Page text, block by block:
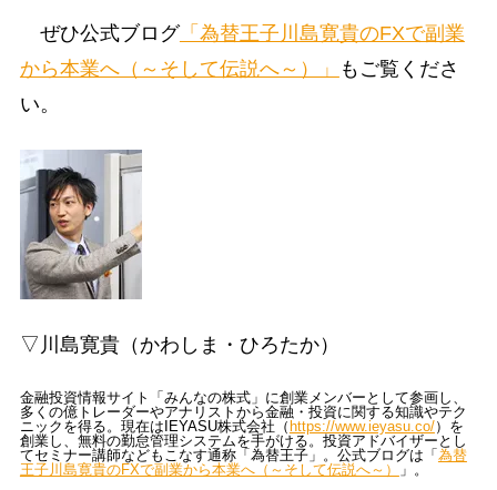
ぜひ公式ブログ「為替王子川島寛貴のFXで副業
から本業へ（～そして伝説へ～）」
もご覧くださ
い。
▽川島寛貴（かわしま・ひろたか）
金融投資情報サイト「みんなの株式」に創業メンバーとして参画し、
多くの億トレーダーやアナリストから金融・投資に関する知識やテク
ニックを得る。現在はIEYASU株式会社（ https://www.ieyasu.co/）を
創業し、無料の勤怠管理システムを手がける。投資アドバイザーとし
てセミナー講師などもこなす通称「為替王子」。公式ブログは「 為替
王子川島寛貴のFXで副業から本業へ（～そして伝説へ～）
」。